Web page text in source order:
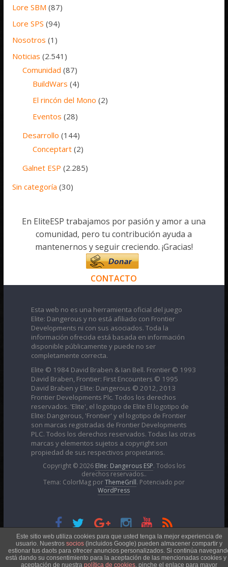
Lore SBM (87)
Lore SPS (94)
Nosotros (1)
Noticias (2.541)
Comunidad (87)
BuildWars (4)
El rincón del Mono (2)
Eventos (28)
Desarrollo (144)
Conceptart (2)
Galnet ESP (2.285)
Sin categoría (30)
En EliteESP trabajamos por pasión y amor a una
comunidad, pero tu contribución ayuda a
mantenernos y seguir creciendo. ¡Gracias!
CONTACTO
Esta web no es una herramienta oficial del juego
Elite: Dangerous y no está afiliado con Frontier
Developments ni con sus asociados. Toda la
información ofrecida está basada en información
disponible públicamente y puede no ser
completamente correcta.
Elite © 1984 David Braben & Ian Bell. Frontier © 1993
David Braben, Frontier: First Encounters © 1995
David Braben y Elite: Dangerous © 2012, 2013
Frontier Developments Plc. Todos los derechos
reservados. 'Elite', el logotipo de Elite El logotipo de
Elite: Dangerous, 'Frontier' y el logotipo de Frontier
son marcas registradas de Frontier Developments
PLC. Todos los derechos reservados. Todas las otras
marcas y elementos sujetos a copyright son
propiedad de sus respectivos propietarios.
Copyright © 2026 Elite: Dangerous ESP. Todos los
derechos reservados..
Tema: ColorMag porThemeGrill. Potenciado por
WordPress
Esta obra está bajo unaLicencia Creative Commons
Atribución-NoComercial 4.0 Internacional
Este sitio web utiliza cookies para que usted tenga la mejor experiencia de
usuario. Nuestros socios (incluidos Google) pueden almacener compartir y
estionar tus daots para ofrecer anuncios personalizados. Si continúa
está dando su consentimiento para la aceptación de las mencionadas cookies y
aceptación de nuestra política de cookies, pinche el enlace para mayor